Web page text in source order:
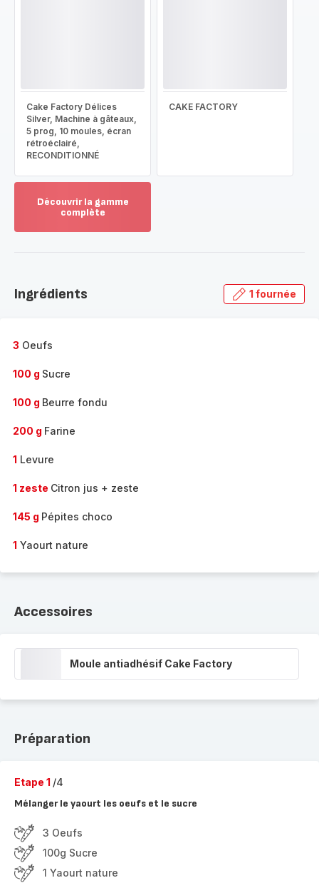
Cake Factory Délices
Silver, Machine à gâteaux,
5 prog, 10 moules, écran
rétroéclairé,
RECONDITIONNÉ
CAKE FACTORY
Découvrir la gamme
complète
gamme
Ingrédients 1 fournée
3 Oeufs
100 g Sucre
100 g Beurre fondu
200 g Farine
1 Levure
1 zeste Citron jus + zeste
145 g Pépites choco
1 Yaourt nature
Accessoires
Moule antiadhésif Cake Factory
Préparation
Etape 1 /4
Mélanger le yaourt les oeufs et le sucre
3 Oeufs
100g Sucre
1 Yaourt nature